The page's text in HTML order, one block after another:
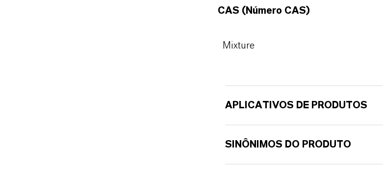
CAS (Número CAS)
Mixture
APLICATIVOS DE PRODUTOS
SINÔNIMOS DO PRODUTO